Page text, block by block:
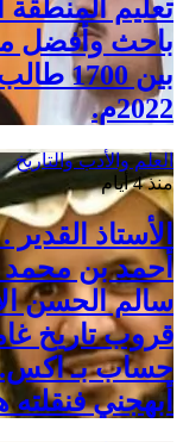
تعليم
باحث وأفضل
بين
2022م.
العلم والأدب والتاريخ
منذ 4 أيام
الأستاذ
أحمد بن محمد
سالم الحسن
قروب تاريخ
حساب بـ اكس.
أبهجني فنقلته